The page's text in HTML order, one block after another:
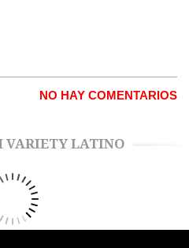
NO HAY COMENTARIOS
VARIETY LATINO